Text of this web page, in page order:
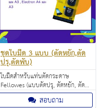
ชุดใบมีด 3 แบบ (ตัดหยัก,ตัด
ปรุ,ตัดพับ)
ใบมีดสำหรับแท่นตัดกระดาษ
Fellowes (แบบตัดปรุ, ตัดหยัก, ตัด
พับ) ราคา 520.00 บาท
สอบถาม